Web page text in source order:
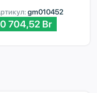
gm010452
704,52 Br